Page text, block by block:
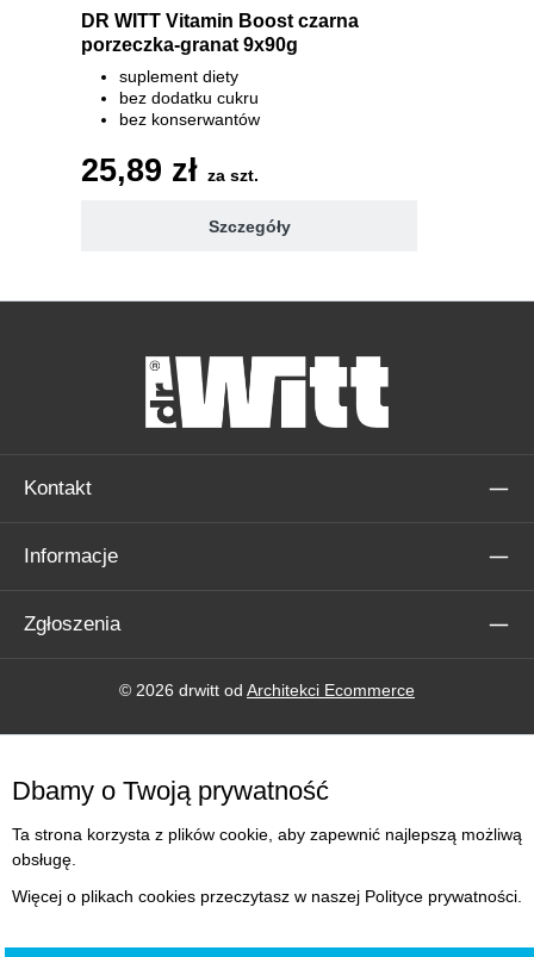
DR WITT Vitamin Boost czarna
porzeczka-granat 9x90g
suplement diety
bez dodatku cukru
bez konserwantów
25,89 zł za szt.
Szczegóły
Kontakt
Informacje
Zgłoszenia
© 2026 drwitt od Architekci Ecommerce
Dbamy o Twoją prywatność
Ta strona korzysta z plików cookie, aby zapewnić najlepszą możliwą
obsługę.
Więcej o plikach cookies przeczytasz w naszej Polityce prywatności.